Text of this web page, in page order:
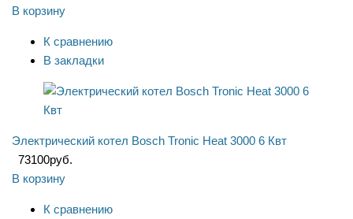
В корзину
К сравнению
В закладки
Электрический котел Bosch Tronic Heat 3000 6 Квт
73100руб.
В корзину
К сравнению